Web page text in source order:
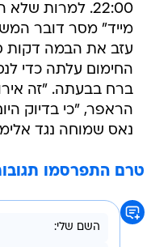
22:00. למרות
מייד" מסר דובר
עזב את הבמה דקות
החימום עלתה כדי
ברח בבעתה. "זה
הראפר, "כי בדיוק
נאס שמוחה נגד
טרם התפרסמו